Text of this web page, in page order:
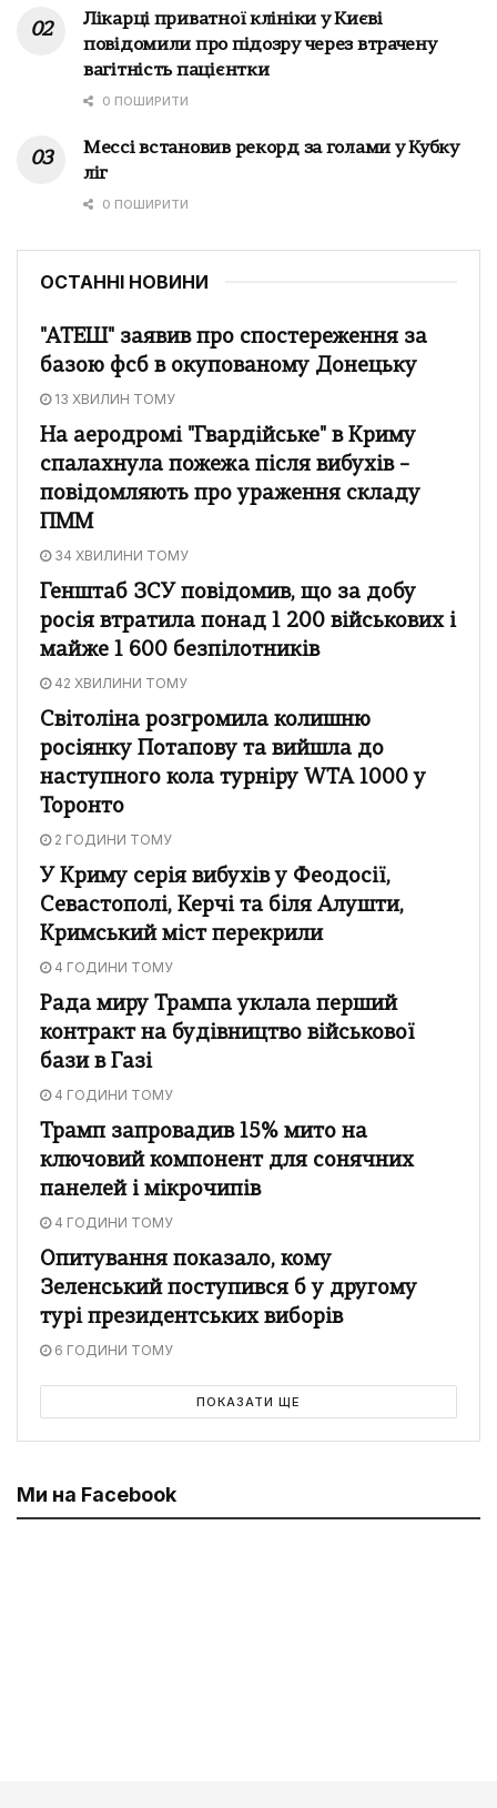
Лікарці приватної клініки у Києві
повідомили про підозру через втрачену
вагітність пацієнтки
0 ПОШИРИТИ
Мессі встановив рекорд за голами у Кубку
ліг
0 ПОШИРИТИ
ОСТАННІ НОВИНИ
"АТЕШ" заявив про спостереження за
базою фсб в окупованому Донецьку
13 ХВИЛИН ТОМУ
На аеродромі "Гвардійське" в Криму
спалахнула пожежа після вибухів –
повідомляють про ураження складу
ПММ
34 ХВИЛИНИ ТОМУ
Генштаб ЗСУ повідомив, що за добу
росія втратила понад 1 200 військових і
майже 1 600 безпілотників
42 ХВИЛИНИ ТОМУ
Світоліна розгромила колишню
росіянку Потапову та вийшла до
наступного кола турніру WTA 1000 у
Торонто
2 ГОДИНИ ТОМУ
У Криму серія вибухів у Феодосії,
Севастополі, Керчі та біля Алушти,
Кримський міст перекрили
4 ГОДИНИ ТОМУ
Рада миру Трампа уклала перший
контракт на будівництво військової
бази в Газі
4 ГОДИНИ ТОМУ
Трамп запровадив 15% мито на
ключовий компонент для сонячних
панелей і мікрочипів
4 ГОДИНИ ТОМУ
Опитування показало, кому
Зеленський поступився б у другому
турі президентських виборів
6 ГОДИНИ ТОМУ
ПОКАЗАТИ ЩЕ
Ми на Facebook